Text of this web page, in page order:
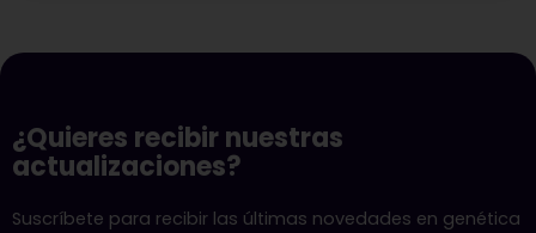
¿Quieres recibir nuestras
actualizaciones?
Suscríbete para recibir las últimas novedades en genética